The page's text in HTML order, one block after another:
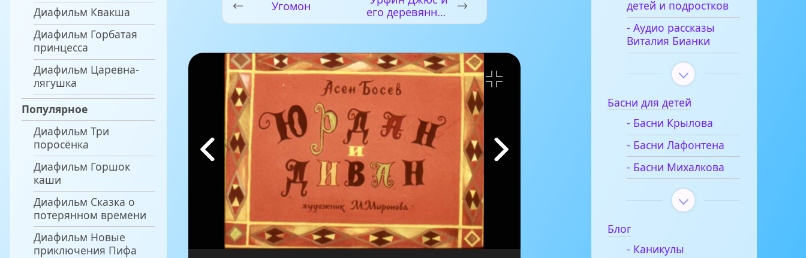
Диафильм Квакша
Диафильм Горбатая
принцесса
Диафильм Царевна-
лягушка
Популярное
Диафильм Три
поросёнка
Диафильм Горшок
каши
Диафильм Сказка о
потерянном времени
Диафильм Новые
приключения Пифа
Угомон
его деревянные
солдаты
детей и подростков
- Аудио рассказы
Виталия Бианки
Басни для детей
- Басни Крылова
- Басни Лафонтена
- Басни Михалкова
Блог
- Каникулы